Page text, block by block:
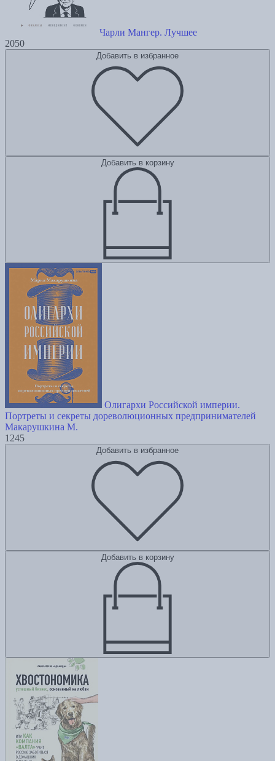
Чарли Мангер. Лучшее
2050
Добавить в избранное
Добавить в корзину
Олигархи Российской империи.
Портреты и секреты дореволюционных предпринимателей
Макарушкина М.
1245
Добавить в избранное
Добавить в корзину